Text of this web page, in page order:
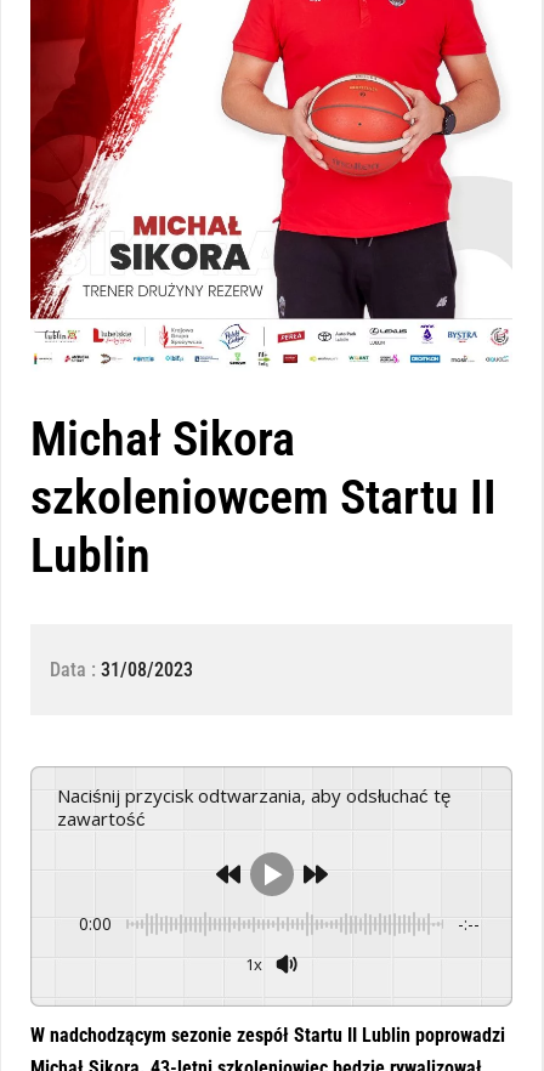
Michał Sikora
szkoleniowcem Startu II
Lublin
Data : 31/08/2023
Naciśnij przycisk odtwarzania, aby odsłuchać tę
zawartość
0:00 -:--
1x
W nadchodzącym sezonie zespół Startu II Lublin poprowadzi